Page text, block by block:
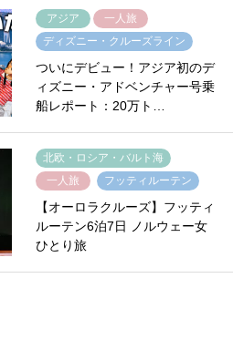
アジア
一人旅
ディズニー・クルーズライン
ついにデビュー！アジア初のデ
ィズニー・アドベンチャー号乗
船レポート：20万ト…
北欧・ロシア・バルト海
一人旅
フッティルーテン
【オーロラクルーズ】フッティ
ルーテン6泊7日 ノルウェー女
ひとり旅